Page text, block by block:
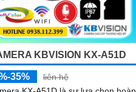
KBVISION KX-A51D
35%
liên hệ